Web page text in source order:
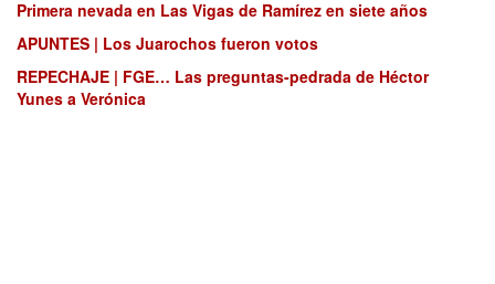
Primera nevada en Las Vigas de Ramírez en siete años
APUNTES | Los Juarochos fueron votos
REPECHAJE | FGE… Las preguntas-pedrada de Héctor
Yunes a Verónica